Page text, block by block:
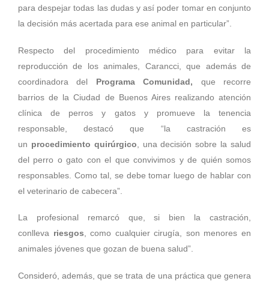
para despejar todas las dudas y así poder tomar en conjunto
la decisión más acertada para ese animal en particular”.
Respecto del procedimiento médico para evitar la
reproducción de los animales, Carancci, que además de
coordinadora del Programa Comunidad, que recorre
barrios de la Ciudad de Buenos Aires realizando atención
clínica de perros y gatos y promueve la tenencia
responsable, destacó que “la castración es
un procedimiento quirúrgico , una decisión sobre la salud
del perro o gato con el que convivimos y de quién somos
responsables. Como tal, se debe tomar luego de hablar con
el veterinario de cabecera”.
La profesional remarcó que, si bien la castración,
conlleva riesgos , como cualquier cirugía, son menores en
animales jóvenes que gozan de buena salud”.
Consideró, además, que se trata de una práctica que genera